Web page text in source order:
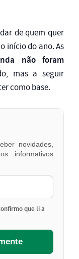
de quem quer
início do ano. As
não foram
mas a seguir
como base.
novidades,
informativos
que li a